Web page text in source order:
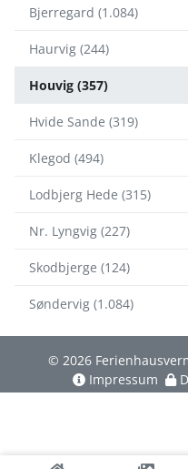
Bjerregard (1.084)
Haurvig (244)
Houvig (357)
Hvide Sande (319)
Klegod (494)
Lodbjerg Hede (315)
Nr. Lyngvig (227)
Skodbjerge (124)
Søndervig (1.084)
© 2026
Impressum